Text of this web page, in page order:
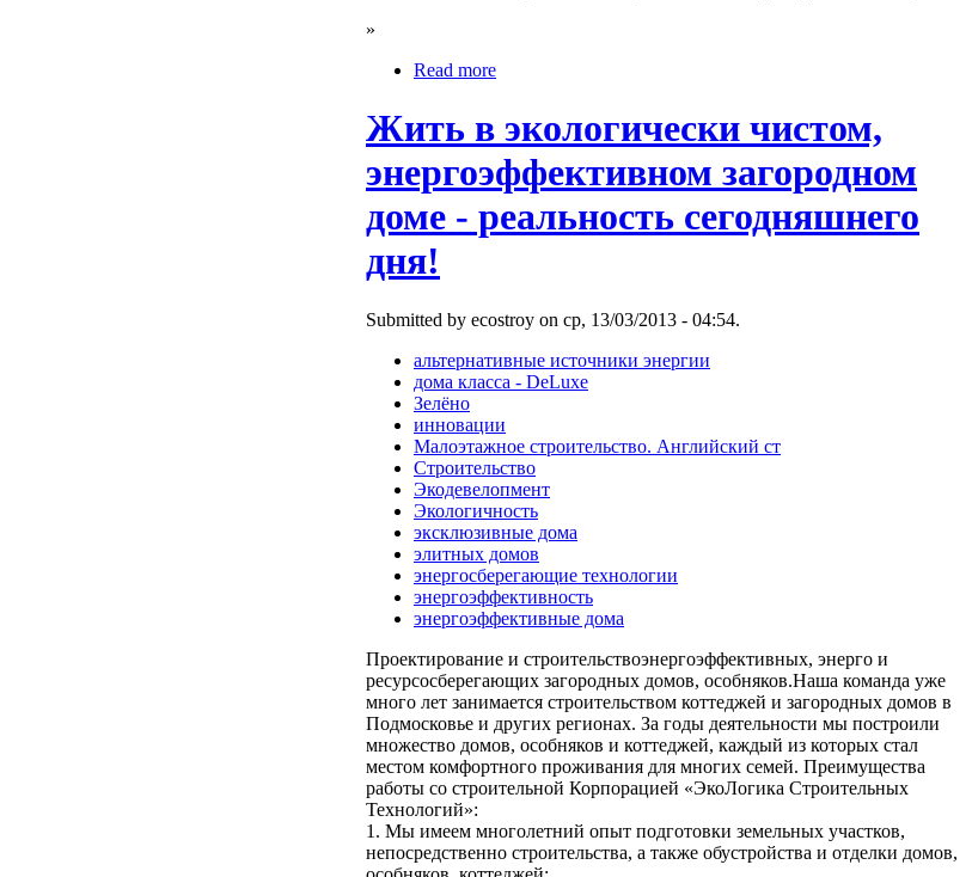
»
Read more
Жить в экологически чистом,
энергоэффективном загородном
доме - реальность сегодняшнего
дня!
Submitted by ecostroy on ср, 13/03/2013 - 04:54.
альтернативные источники энергии
дома класса - DeLuxe
Зелёно
инновации
Малоэтажное строительство. Английский ст
Строительство
Экодевелопмент
Экологичность
эксклюзивные дома
элитных домов
энергосберегающие технологии
энергоэффективность
энергоэффективные дома
Проектирование и строительствоэнергоэффективных, энерго и
ресурсосберегающих загородных домов, особняков.Наша команда уже
много лет занимается строительством коттеджей и загородных домов в
Подмосковье и других регионах. За годы деятельности мы построили
множество домов, особняков и коттеджей, каждый из которых стал
местом комфортного проживания для многих семей. Преимущества
работы со строительной Корпорацией «ЭкоЛогика Строительных
Технологий»:
1. Мы имеем многолетний опыт подготовки земельных участков,
непосредственно строительства, а также обустройства и отделки домов,